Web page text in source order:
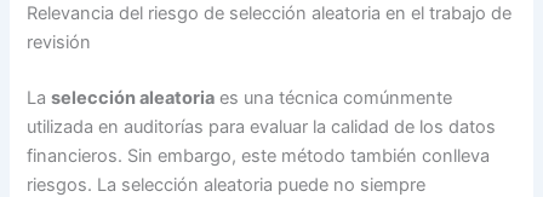
Relevancia del riesgo de selección aleatoria en el trabajo de
revisión
Laselección aleatoria es una técnica comúnmente
utilizada en auditorías para evaluar la calidad de los datos
financieros. Sin embargo, este método también conlleva
riesgos. La selección aleatoria puede no siempre